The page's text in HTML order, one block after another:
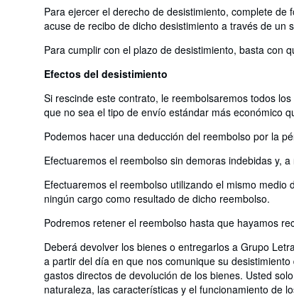
Para ejercer el derecho de desistimiento, complete
acuse de recibo de dicho desistimiento a través de
Para cumplir con el plazo de desistimiento, basta con
Efectos del desistimiento
Si rescinde este contrato, le reembolsaremos todos
que no sea el tipo de envío estándar más económico
Podemos hacer una deducción del reembolso por la
Efectuaremos el reembolso sin demoras indebidas y,
Efectuaremos el reembolso utilizando el mismo
ningún cargo como resultado de dicho reembolso.
Podremos retener el reembolso hasta que hayamos
Deberá devolver los bienes o entregarlos a Grupo
a partir del día en que nos comunique su
gastos directos de devolución de los bienes. Usted
naturaleza, las características y el funcionamiento de